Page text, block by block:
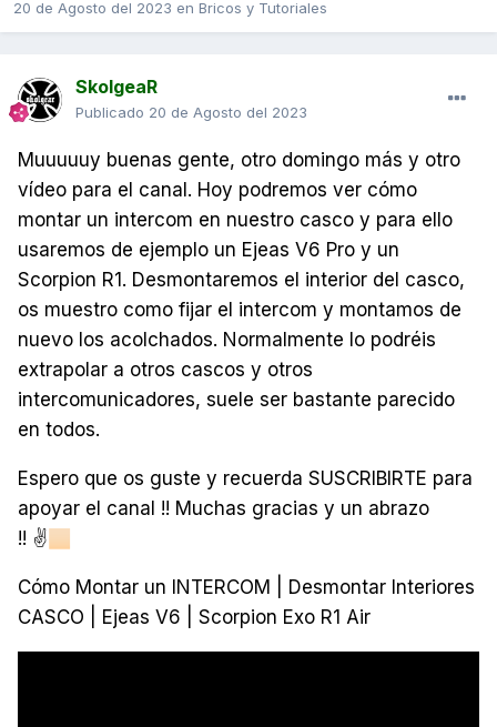
20 de Agosto del 2023 en Bricos y Tutoriales
SkolgeaR
Publicado 20 de Agosto del 2023
Muuuuuy buenas gente, otro domingo más y otro
vídeo para el canal. Hoy podremos ver cómo
montar un intercom en nuestro casco y para ello
usaremos de ejemplo un Ejeas V6 Pro y un
Scorpion R1. Desmontaremos el interior del casco,
os muestro como fijar el intercom y montamos de
nuevo los acolchados. Normalmente lo podréis
extrapolar a otros cascos y otros
intercomunicadores, suele ser bastante parecido
en todos.
Espero que os guste y recuerda SUSCRIBIRTE para
apoyar el canal !! Muchas gracias y un abrazo
!! ✌
Cómo Montar un INTERCOM | Desmontar Interiores
CASCO | Ejeas V6 | Scorpion Exo R1 Air